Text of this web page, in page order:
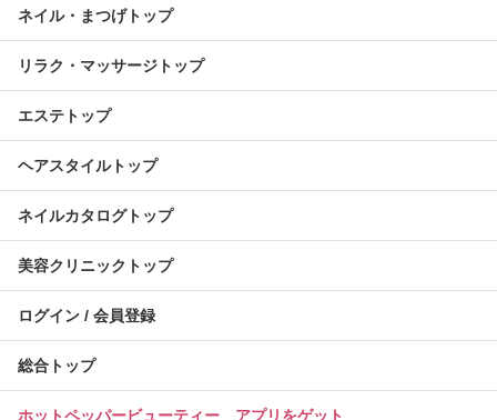
ネイル・まつげトップ
リラク・マッサージトップ
エステトップ
ヘアスタイルトップ
ネイルカタログトップ
美容クリニックトップ
ログイン / 会員登録
総合トップ
ホットペッパービューティー アプリをゲット